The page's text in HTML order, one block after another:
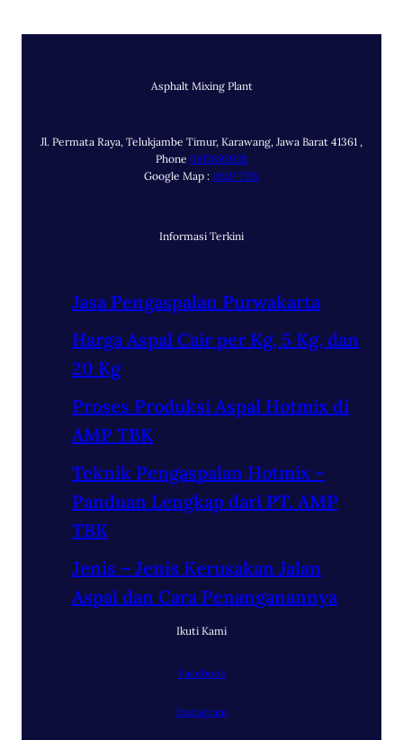
Asphalt Mixing Plant
Jl. Permata Raya, Telukjambe Timur, Karawang, Jawa Barat 41361 ,
Phone 0817892028
Google Map : AMP TBK
Informasi Terkini
Jasa Pengaspalan Purwakarta
Harga Aspal Cair per Kg, 5 Kg, dan
20 Kg
Proses Produksi Aspal Hotmix di
AMP TBK
Teknik Pengaspalan Hotmix –
Panduan Lengkap dari PT. AMP
TBK
Jenis – Jenis Kerusakan Jalan
Aspal dan Cara Penanganannya
Ikuti Kami
Facebook
Instagram